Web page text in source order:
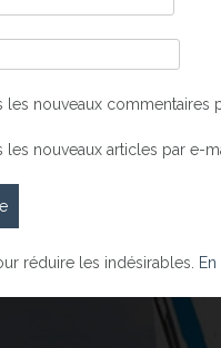
les nouveaux commentaires
les nouveaux articles par e-
réduire les indésirables.